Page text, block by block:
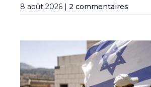
8 août 2026 | 2 commentaires